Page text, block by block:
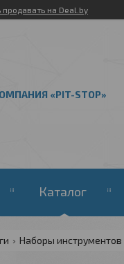
продавать на Deal.by
«PIT-STOP»
Каталог
Наборы